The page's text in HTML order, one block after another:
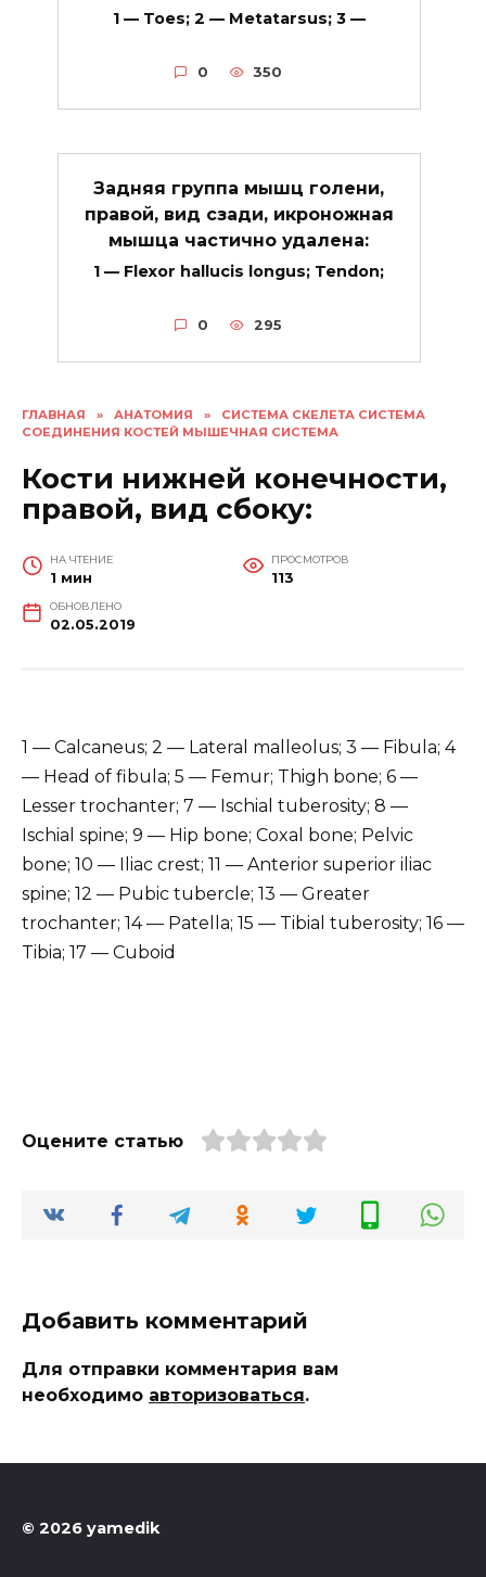
ГЛАВНАЯ » АНАТОМИЯ »
СИСТЕМА СКЕЛЕТА СИСТЕМА
СОЕДИНЕНИЯ КОСТЕЙ МЫШЕЧНАЯ СИСТЕМА
Кости нижней конечности,
правой, вид сбоку:
НА ЧТЕНИЕ
1 мин
ПРОСМОТРОВ
113
ОБНОВЛЕНО
02.05.2019
1 — Calcaneus; 2 — Lateral malleolus; 3 — Fibula; 4
— Head of fibula; 5 — Femur; Thigh bone; 6 —
Lesser trochanter; 7 — Ischial tuberosity; 8 —
Ischial spine; 9 — Hip bone; Coxal bone; Pelvic
bone; 10 — Iliac crest; 11 — Anterior superior iliac
spine; 12 — Pubic tubercle; 13 — Greater
trochanter; 14 — Patella; 15 — Tibial tuberosity; 16 —
Tibia; 17 — Cuboid
Оцените статью
Добавить комментарий
Для отправки комментария вам
необходимо авторизоваться.
1 — Toes; 2 — Metatarsus; 3 —
0 350
Задняя группа мышц голени,
правой, вид сзади, икроножная
мышца частично удалена:
1 — Flexor hallucis longus; Tendon;
0 295
© 2026 yamedik